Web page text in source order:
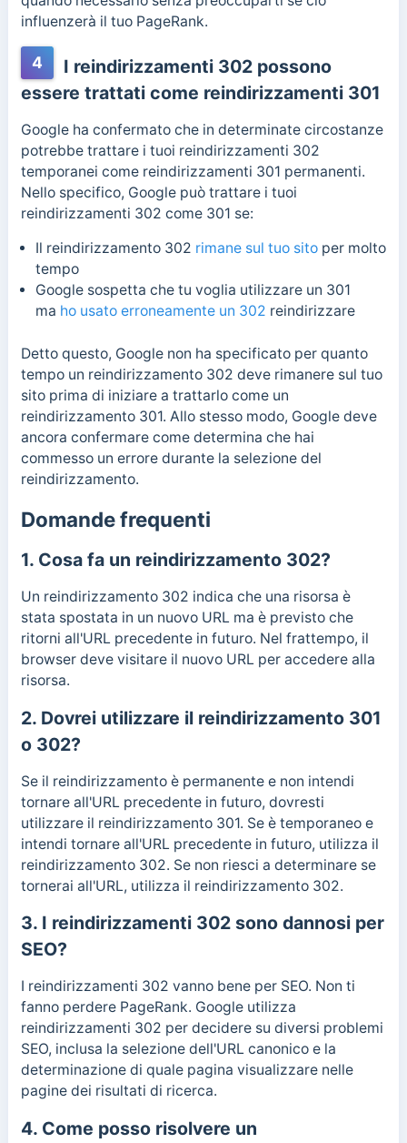
influenzerà il tuo PageRank.
4
I reindirizzamenti 302 possono
essere trattati come reindirizzamenti 301
Google ha confermato che in determinate circostanze
potrebbe trattare i tuoi reindirizzamenti 302
temporanei come reindirizzamenti 301 permanenti.
Nello specifico, Google può trattare i tuoi
reindirizzamenti 302 come 301 se:
Il reindirizzamento 302 rimane sul tuo sitoper molto
tempo
Google sospetta che tu voglia utilizzare un 301
ma ho usato erroneamente un 302 reindirizzare
Detto questo, Google non ha specificato per quanto
tempo un reindirizzamento 302 deve rimanere sul tuo
sito prima di iniziare a trattarlo come un
reindirizzamento 301. Allo stesso modo, Google deve
ancora confermare come determina che hai
commesso un errore durante la selezione del
reindirizzamento.
Domande frequenti
1. Cosa fa un reindirizzamento 302?
Un reindirizzamento 302 indica che una risorsa è
stata spostata in un nuovo URL ma è previsto che
ritorni all'URL precedente in futuro. Nel frattempo, il
browser deve visitare il nuovo URL per accedere alla
risorsa.
2. Dovrei utilizzare il reindirizzamento 301
o 302?
Se il reindirizzamento è permanente e non intendi
tornare all'URL precedente in futuro, dovresti
utilizzare il reindirizzamento 301. Se è temporaneo e
intendi tornare all'URL precedente in futuro, utilizza il
reindirizzamento 302. Se non riesci a determinare se
tornerai all'URL, utilizza il reindirizzamento 302.
3. I reindirizzamenti 302 sono dannosi per
SEO?
I reindirizzamenti 302 vanno bene per SEO. Non ti
fanno perdere PageRank. Google utilizza
reindirizzamenti 302 per decidere su diversi problemi
SEO, inclusa la selezione dell'URL canonico e la
determinazione di quale pagina visualizzare nelle
pagine dei risultati di ricerca.
4. Come posso risolvere un